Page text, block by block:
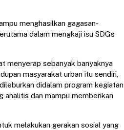
menghasilkan gagasan-
dalam mengkaji isu SDGs
menyerap sebanyak banyaknya
masyarakat urban itu sendiri,
didalam program kegiatan
analitis dan mampu memberikan
melakukan gerakan sosial yang